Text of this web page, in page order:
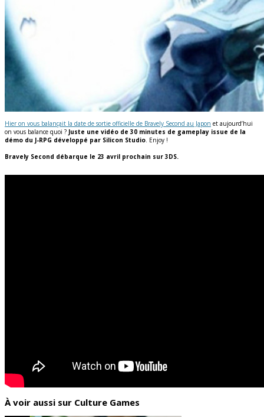
Hier on vous balançait la date de sortie officielle de Bravely Second au Japon et aujourd’hui
on vous balance quoi ? Juste une vidéo de 30 minutes de gameplay issue de la
démo du J-RPG développé par Silicon Studio. Enjoy !
Bravely Second débarque le 23 avril prochain sur 3DS.
À voir aussi sur Culture Games